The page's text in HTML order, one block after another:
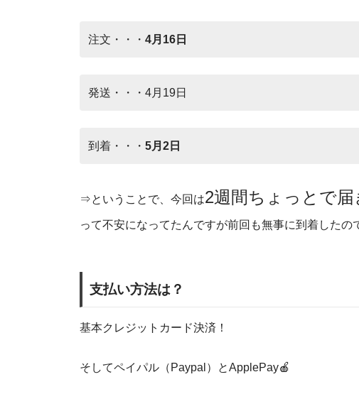
注文・・・ 4月16日
発送・・・4月19日
到着・・・ 5月2日
⇒ということで、今回は2週間ちょっとで届
って不安になってたんですが前回も無事に到着した
支払い方法は？
基本クレジットカード決済！
そしてペイパル（Paypal）とApplePay🍎